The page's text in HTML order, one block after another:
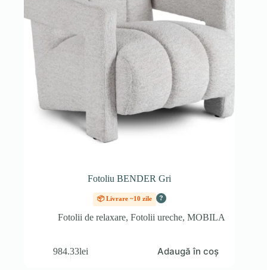
Fotoliu BENDER Gri
📦 Livrare ~10 zile ?
Fotolii de relaxare, Fotolii ureche, MOBILA
984.33lei Adaugă în coș